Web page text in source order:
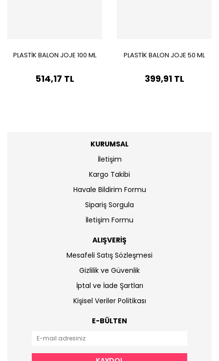
PLASTİK BALON JOJE 100 ML
514,17 TL
PLASTİK BALON JOJE 50 ML
399,91 TL
KURUMSAL
İletişim
Kargo Takibi
Havale Bildirim Formu
Sipariş Sorgula
İletişim Formu
ALIŞVERİŞ
Mesafeli Satış Sözleşmesi
Gizlilik ve Güvenlik
İptal ve İade Şartları
Kişisel Veriler Politikası
E-BÜLTEN